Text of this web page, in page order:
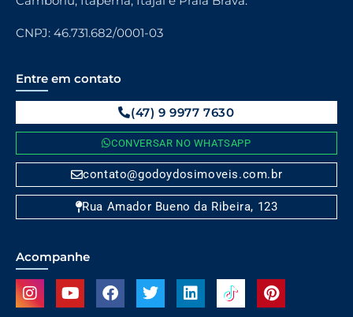
CNPJ: 46.731.682/0001-03
Entre em contato
(47) 9 9977 7630
CONVERSAR NO WHATSAPP
contato@godoydosimoveis.com.br
Rua Amador Bueno da Ribeira, 123
Acompanhe